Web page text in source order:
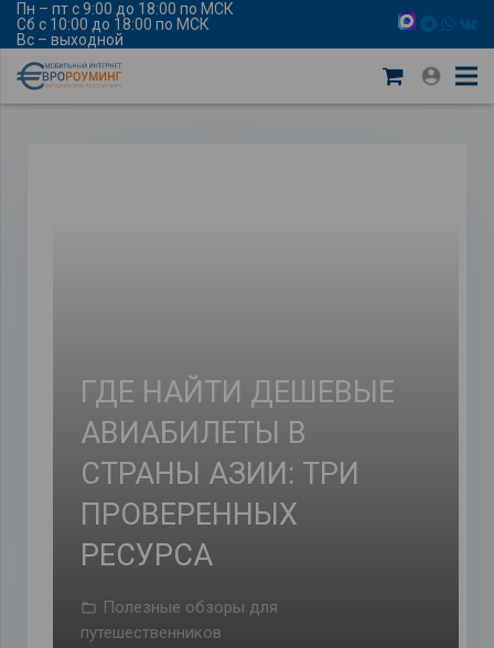
Пн – пт с 9:00 до 18:00 по МСК
Сб с 10:00 до 18:00 по МСК
Вс – выходной
ГДЕ НАЙТИ ДЕШЕВЫЕ
АВИАБИЛЕТЫ В
СТРАНЫ АЗИИ: ТРИ
ПРОВЕРЕННЫХ
РЕСУРСА
Полезные обзоры для
путешественников